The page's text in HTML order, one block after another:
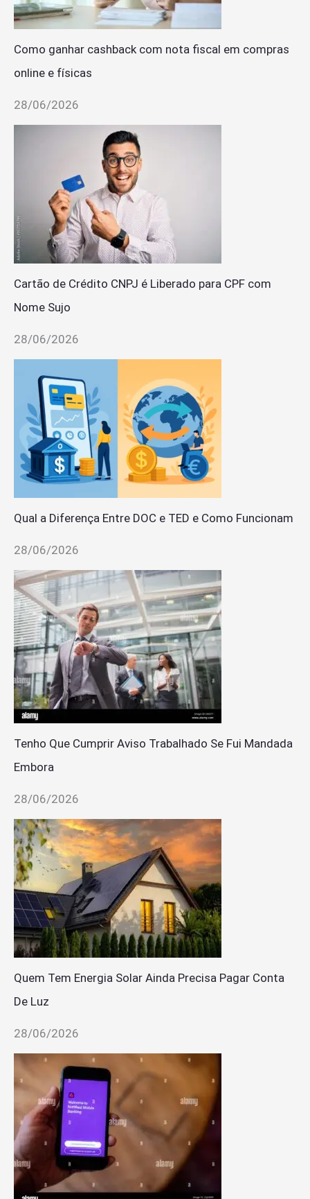
Como ganhar cashback com nota fiscal em compras
online e físicas
28/06/2026
Cartão de Crédito CNPJ é Liberado para CPF com
Nome Sujo
28/06/2026
Qual a Diferença Entre DOC e TED e Como Funcionam
28/06/2026
Tenho Que Cumprir Aviso Trabalhado Se Fui Mandada
Embora
28/06/2026
Quem Tem Energia Solar Ainda Precisa Pagar Conta
De Luz
28/06/2026